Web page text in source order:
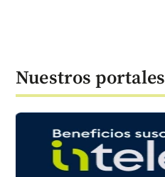
Nuestros portales